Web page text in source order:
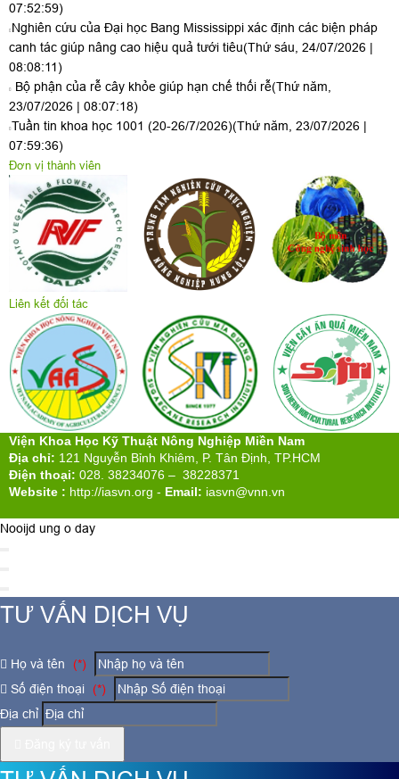
07:52:59)
Nghiên cứu của Đại học Bang Mississippi xác định các biện pháp
canh tác giúp nâng cao hiệu quả tưới tiêu(Thứ sáu, 24/07/2026 |
08:08:11)
Bộ phận của rễ cây khỏe giúp hạn chế thối rễ(Thứ năm,
23/07/2026 | 08:07:18)
Tuần tin khoa học 1001 (20-26/7/2026)(Thứ năm, 23/07/2026 |
07:59:36)
Đơn vị thành viên
Liên kết đối tác
Viện Khoa Học Kỹ Thuật Nông Nghiệp Miền Nam
Địa chỉ: 121 Nguyễn Bỉnh Khiêm, P. Tân Định, TP.HCM
Điện thoại: 028. 38234076 – 38228371
Website : http://iasvn.org - Email: iasvn@vnn.vn
Nooijd ung o day
TƯ VẤN DỊCH VỤ
Họ và tên
(*)
Số điện thoại
(*)
Địa chỉ